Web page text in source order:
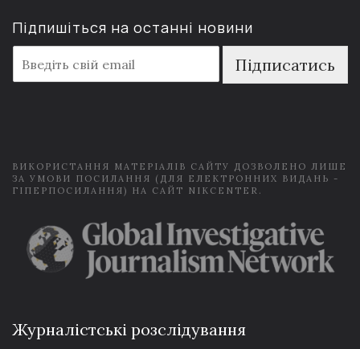
Підпишіться на останні новини
m
a
Підписатись
ВИКОРИСТАННЯ МАТЕРІАЛІВ САЙТУ ДОЗВОЛЕНО ЛИШЕ
ЗА УМОВИ ПОСИЛАННЯ (ДЛЯ ЕЛЕКТРОННИХ ВИДАНЬ -
ГІПЕРПОСИЛАННЯ) НА САЙТ NIKCENTER.
Журналістські розслідування